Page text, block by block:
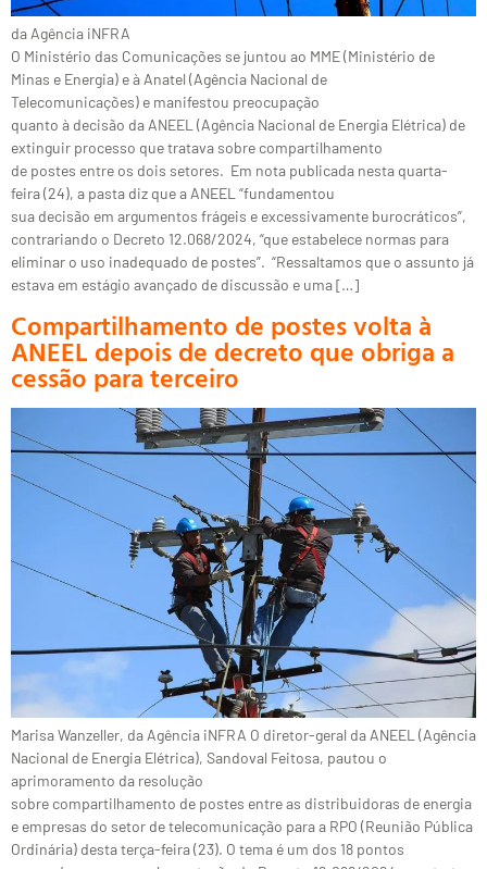
da Agência iNFRA
O Ministério das Comunicações se juntou ao MME (Ministério de
Minas e Energia) e à Anatel (Agência Nacional de
Telecomunicações) e manifestou preocupação
quanto à decisão da ANEEL (Agência Nacional de Energia Elétrica) de
extinguir processo que tratava sobre compartilhamento
de postes entre os dois setores. Em nota publicada nesta quarta-
feira (24), a pasta diz que a ANEEL “fundamentou
sua decisão em argumentos frágeis e excessivamente burocráticos”,
contrariando o Decreto 12.068/2024, “que estabelece normas para
eliminar o uso inadequado de postes”. “Ressaltamos que o assunto já
estava em estágio avançado de discussão e uma […]
Compartilhamento de postes volta à
ANEEL depois de decreto que obriga a
cessão para terceiro
Marisa Wanzeller, da Agência iNFRA O diretor-geral da ANEEL (Agência
Nacional de Energia Elétrica), Sandoval Feitosa, pautou o
aprimoramento da resolução
sobre compartilhamento de postes entre as distribuidoras de energia
e empresas do setor de telecomunicação para a RPO (Reunião Pública
Ordinária) desta terça-feira (23). O tema é um dos 18 pontos